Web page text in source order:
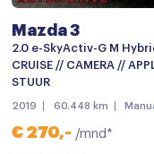
Parkeersensor
Achteruitrijcamera
Audio installatie
Bluetooth
Bose Soundsystem
Mazda 3
2.0 e-SkyActiv-G M
CRUISE // CAMERA //
STUUR
2019 60.448 km
€ 270,- /mnd*